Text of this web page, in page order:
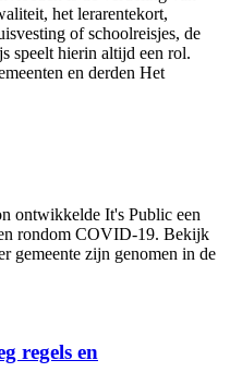
het lerarentekort,
of schoolreisjes, de
speelt hierin altijd een rol.
en derden Het
ontwikkelde It's Public een
rondom COVID-19. Bekijk
gemeente zijn genomen in de
regels en